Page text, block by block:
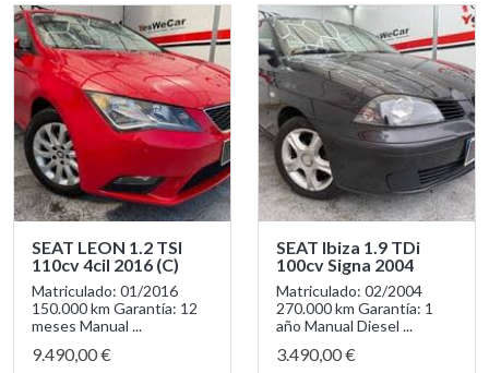
SEAT LEON 1.2 TSI
110cv 4cil 2016 (C)
Matriculado: 01/2016
150.000 km Garantía: 12
meses Manual ...
9.490,00 €
SEAT Ibiza 1.9 TDi
100cv Signa 2004
Matriculado: 02/2004
270.000 km Garantía: 1
año Manual Diesel ...
3.490,00 €